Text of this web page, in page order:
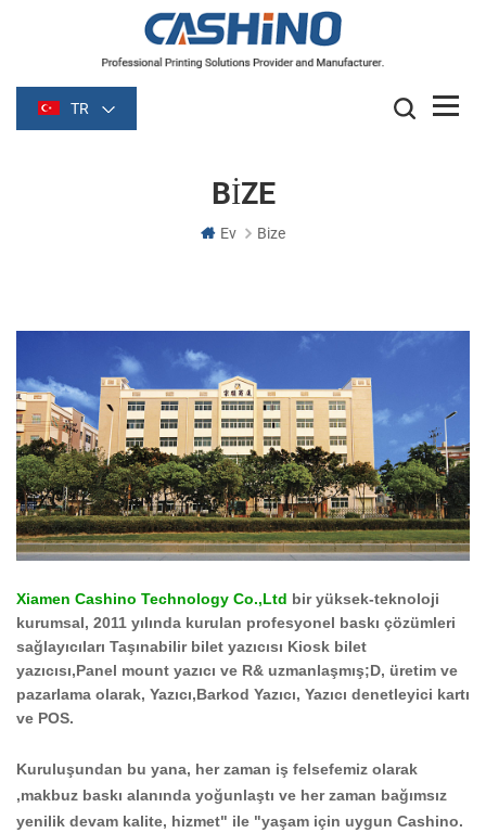
TR
BIZE
Ev Bize
Xiamen Cashino Technology Co.,Ltd bir yüksek-teknoloji
kurumsal, 2011 yılında kurulan profesyonel baskı çözümleri
sağlayıcıları Taşınabilir bilet yazıcısı Kiosk bilet
yazıcısı,Panel mount yazıcı ve R& uzmanlaşmış;D, üretim ve
pazarlama olarak, Yazıcı,Barkod Yazıcı, Yazıcı denetleyici kartı
ve POS.
Kuruluşundan bu yana, her zaman iş felsefemiz olarak
,makbuz baskı alanında yoğunlaştı ve her zaman bağımsız
yenilik devam kalite, hizmet" ile "yaşam için uygun Cashino.